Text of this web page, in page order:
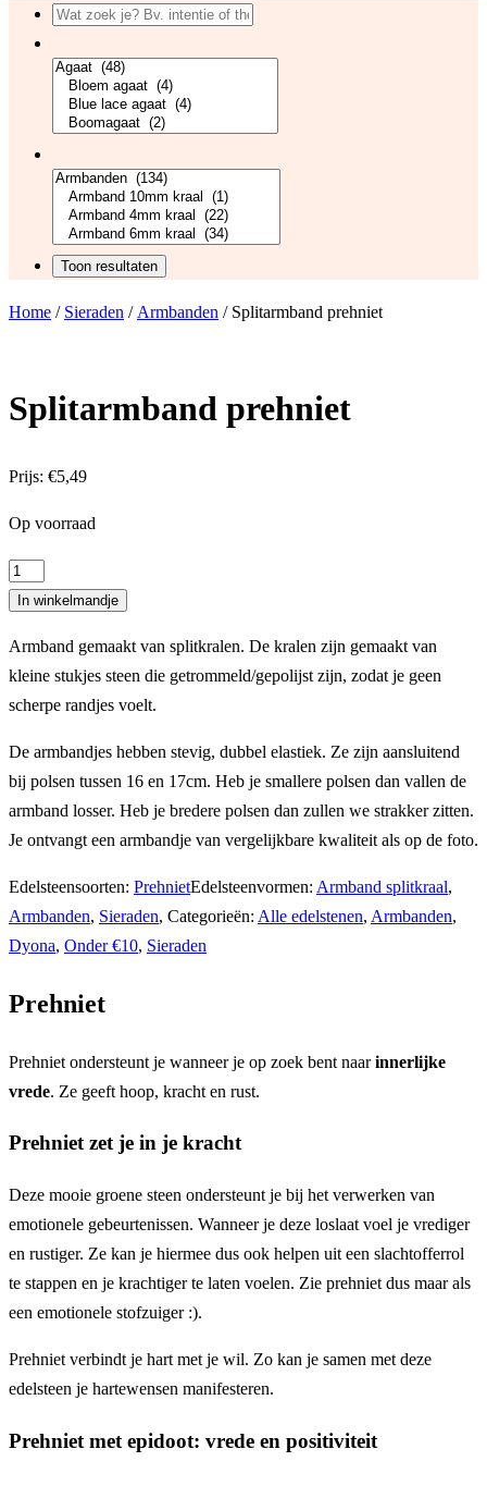
Home / Sieraden / Armbanden / Splitarmband prehniet
Splitarmband prehniet
Prijs: €5,49
Op voorraad
Splitarmband
prehniet
In winkelmandje
Armband gemaakt van splitkralen. De kralen zijn gemaakt van
kleine stukjes steen die getrommeld/gepolijst zijn, zodat je geen
scherpe randjes voelt.
De armbandjes hebben stevig, dubbel elastiek. Ze zijn aansluitend
bij polsen tussen 16 en 17cm. Heb je smallere polsen dan vallen de
armband losser. Heb je bredere polsen dan zullen we strakker zitten.
Je ontvangt een armbandje van vergelijkbare kwaliteit als op de foto.
Edelsteensoorten: PrehnietEdelsteenvormen: Armband splitkraal,
Armbanden, Sieraden, Categorieën: Alle edelstenen, Armbanden,
Dyona, Onder €10, Sieraden
Prehniet
Prehniet ondersteunt je wanneer je op zoek bent naarinnerlijke
vrede. Ze geeft hoop, kracht en rust.
Prehniet zet je in je kracht
Deze mooie groene steen ondersteunt je bij het verwerken van
emotionele gebeurtenissen. Wanneer je deze loslaat voel je vrediger
en rustiger. Ze kan je hiermee dus ook helpen uit een slachtofferrol
te stappen en je krachtiger te laten voelen. Zie prehniet dus maar als
een emotionele stofzuiger :).
Prehniet verbindt je hart met je wil. Zo kan je samen met deze
edelsteen je hartewensen manifesteren.
Prehniet met epidoot: vrede en positiviteit